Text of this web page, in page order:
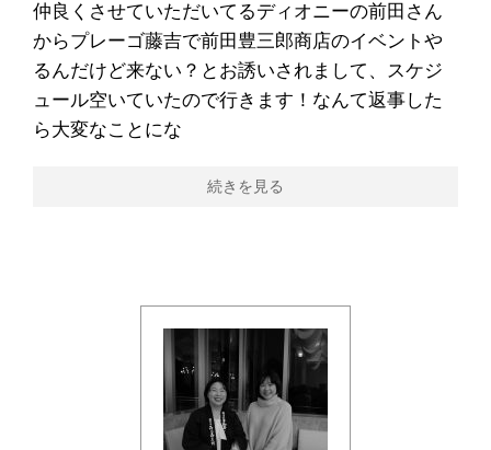
仲良くさせていただいてるディオニーの前田さん
からプレーゴ藤吉で前田豊三郎商店のイベントや
るんだけど来ない？とお誘いされまして、スケジ
ュール空いていたので行きます！なんて返事した
ら大変なことにな
続きを見る